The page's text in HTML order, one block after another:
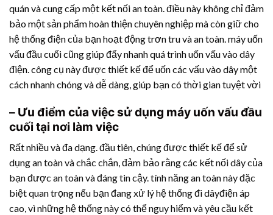
quán và cung cấp một kết nối an toàn. điều này không chỉ đảm
bảo một sản phẩm hoàn thiện chuyên nghiệp mà còn giữ cho
hệ thống điện của bạn hoạt động trơn tru và an toàn. máy uốn
vấu đầu cuối cũng giúp đẩy nhanh quá trình uốn vấu vào dây
điện. công cụ này được thiết kế để uốn các vấu vào dây một
cách nhanh chóng và dễ dàng, giúp bạn có thời gian tuyệt vời
– Ưu điểm của việc sử dụng máy uốn vấu đầu
cuối tại nơi làm việc
Rất nhiều và đa dạng. đầu tiên, chúng được thiết kế để sử
dụng an toàn và chắc chắn, đảm bảo rằng các kết nối dây của
bạn được an toàn và đáng tin cậy. tính năng an toàn này đặc
biệt quan trọng nếu bạn đang xử lý hệ thống đi dâyđiện áp
cao, vì những hệ thống này có thể nguy hiểm và yêu cầu kết